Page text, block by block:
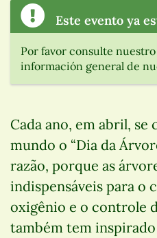
Este evento ya
Por favor consulte nuestro
información general de
Cada ano, em abril, se
mundo o “Dia da
razão, porque as
indispensáveis para o
oxigênio e o controle
também tem inspirado